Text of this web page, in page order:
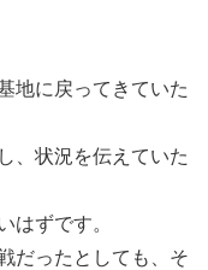
地に戻ってきていた
、状況を伝えていた
はずです。
だったとしても、そ